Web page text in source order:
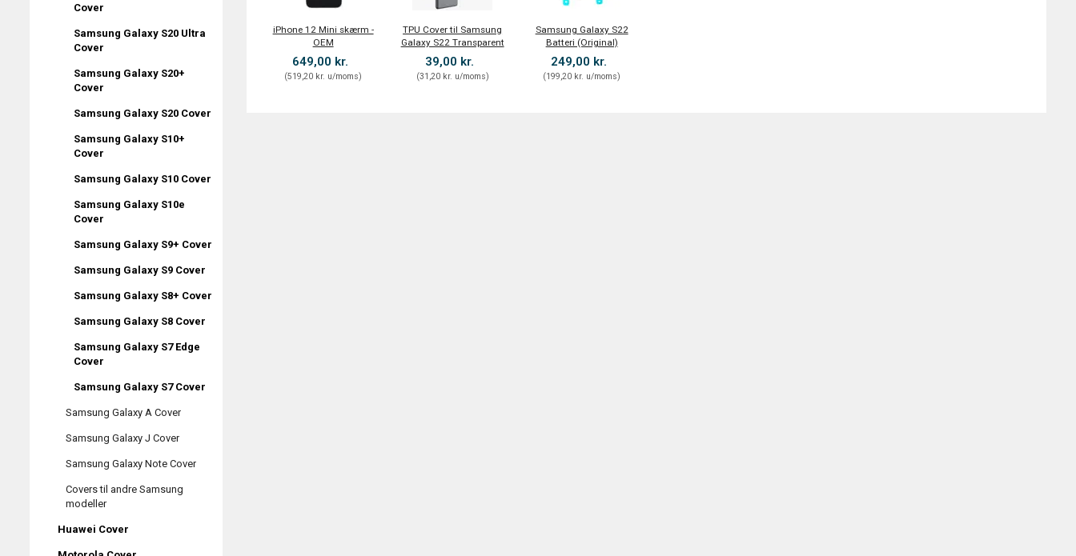
Cover
Samsung Galaxy S20 Ultra
Cover
Samsung Galaxy S20+
Cover
Samsung Galaxy S20 Cover
Samsung Galaxy S10+
Cover
Samsung Galaxy S10 Cover
Samsung Galaxy S10e
Cover
Samsung Galaxy S9+ Cover
Samsung Galaxy S9 Cover
Samsung Galaxy S8+ Cover
Samsung Galaxy S8 Cover
Samsung Galaxy S7 Edge
Cover
Samsung Galaxy S7 Cover
Samsung Galaxy A Cover
Samsung Galaxy J Cover
Samsung Galaxy Note Cover
Covers til andre Samsung
modeller
Huawei Cover
iPhone 12 Mini skærm -
OEM
649,00 kr.
(519,20 kr. u/moms)
TPU Cover til Samsung
Galaxy S22 Transparent
39,00 kr.
(31,20 kr. u/moms)
Samsung Galaxy S22
Batteri (Original)
249,00 kr.
(199,20 kr. u/moms)